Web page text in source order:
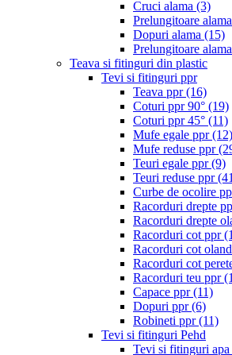
Cruci alama (3)
Prelungitoare alama
Dopuri alama (15)
Prelungitoare
Teava si fitinguri din plastic
Tevi si fitinguri ppr
Teava ppr(16)
Coturi ppr 90° (19)
Coturi ppr 45° (11)
Mufe egale ppr(12)
Mufe reduse ppr
Teuri egale ppr(9)
Teuri reduse ppr
Curbe de ocolire
Racorduri drepte
Racorduri drepte
Racorduri cot ppr
Racorduri cot
Racorduri cot
Racorduri teu ppr
Capace ppr(11)
Dopuri ppr(6)
Robineti ppr(11)
Tevi si fitinguri Pehd
Tevi si fitinguri apa